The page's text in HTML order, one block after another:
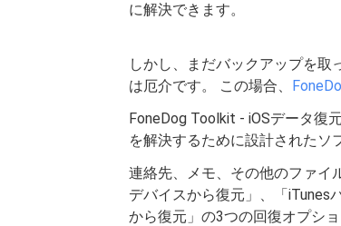
に解決できます。
しかし、まだバックアップを取
は厄介です。 この場合、
FoneDog Toolkit - iOSデータ復
を解決するために設計されたソ
連絡先、メモ、その他のファイ
デバイスから復元」、「iTunes
から復元」の3つの回復オプショ